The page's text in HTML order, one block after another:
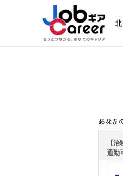
あなた
【
通勤